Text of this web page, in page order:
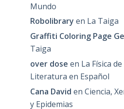
Mundo
Robolibrary en La Taiga
Graffiti Coloring Page
Taiga
over dose en La Física
Literatura en Español
Cana David en Ciencia,
y Epidemias